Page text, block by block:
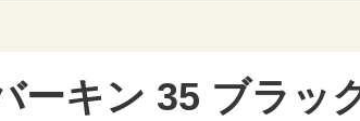
ーキン 35 ブラッ